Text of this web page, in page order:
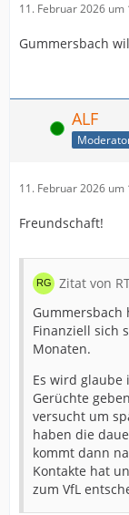
11. Februar 2026 um
Gummersbach
Online ALF
11. Februar 2026 um
Freundschaft!
Zitat von
Finanziell sich
Monaten.
Es wird glaube
Gerüchte
versucht um
haben die
kommt dann
Kontakte hat
zum VfL